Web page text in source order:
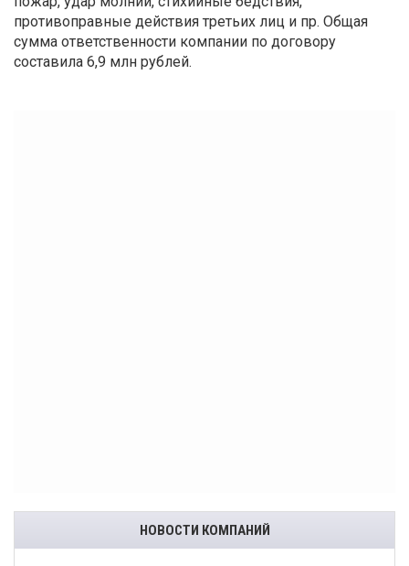
противоправные действия третьих лиц и пр. Общая
сумма ответственности компании по договору
составила 6,9 млн рублей.
НОВОСТИ КОМПАНИЙ